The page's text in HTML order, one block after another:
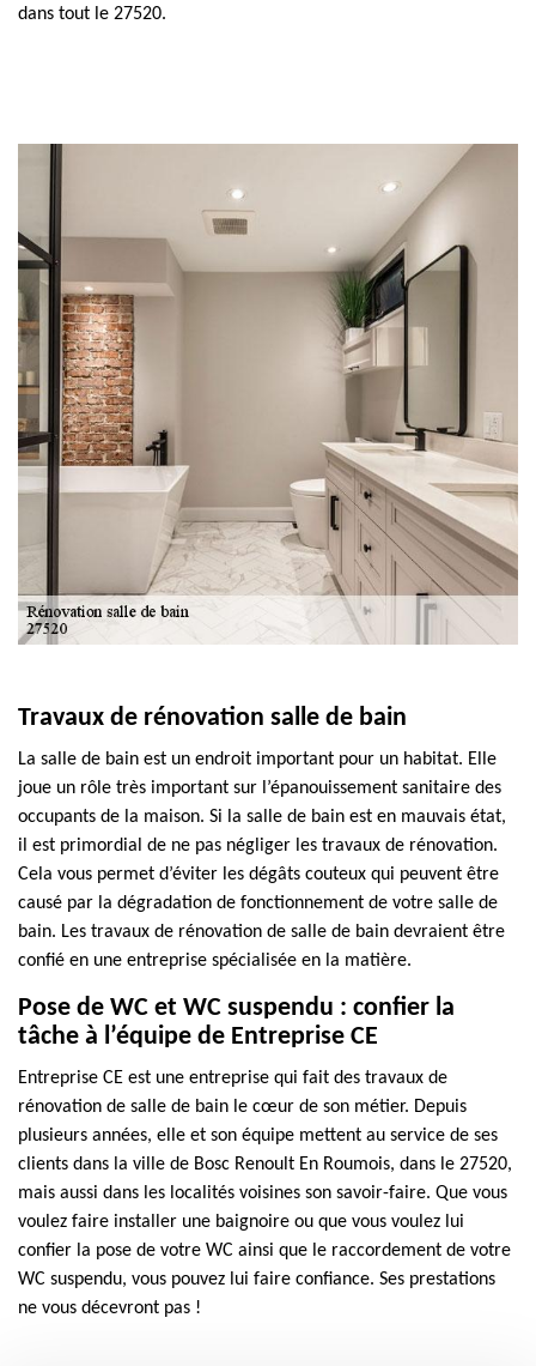
dans tout le 27520.
Travaux de rénovation salle de bain
La salle de bain est un endroit important pour un habitat. Elle
joue un rôle très important sur l’épanouissement sanitaire des
occupants de la maison. Si la salle de bain est en mauvais état,
il est primordial de ne pas négliger les travaux de rénovation.
Cela vous permet d’éviter les dégâts couteux qui peuvent être
causé par la dégradation de fonctionnement de votre salle de
bain. Les travaux de rénovation de salle de bain devraient être
confié en une entreprise spécialisée en la matière.
Pose de WC et WC suspendu : confier la
tâche à l’équipe de Entreprise CE
Entreprise CE est une entreprise qui fait des travaux de
rénovation de salle de bain le cœur de son métier. Depuis
plusieurs années, elle et son équipe mettent au service de ses
clients dans la ville de Bosc Renoult En Roumois, dans le 27520,
mais aussi dans les localités voisines son savoir-faire. Que vous
voulez faire installer une baignoire ou que vous voulez lui
confier la pose de votre WC ainsi que le raccordement de votre
WC suspendu, vous pouvez lui faire confiance. Ses prestations
ne vous décevront pas !